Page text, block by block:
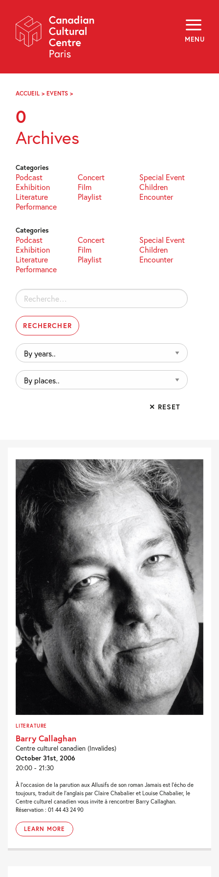
Navigation
MENU
About
Programming
Off-Site
Explore
Archives
FR
ACCUEIL > EVENTS >
0
Archives
Categories
Podcast Concert
Special Event
Exhibition
Film
Children
Literature
Playlist
Encounter
Performance
Categories
Podcast Concert
Special Event
Exhibition
Film
Children
Literature
Playlist
Encounter
Performance
Rechercher :
By
years..
By
places..
✕ RESET
LITERATURE
Barry Callaghan
Centre culturel canadien (Invalides)
October 31st, 2006
20:00 - 21:30
À l’occasion de la parution aux Allusifs de son roman Jamais est l’écho de
toujours, traduit de l’anglais par Claire Chabalier et Louise Chabalier, le
Centre culturel canadien vous invite à rencontrer Barry Callaghan.
Réservation : 01 44 43 24 90
LEARN MORE